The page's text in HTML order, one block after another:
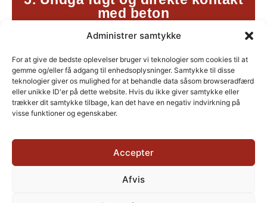
Administrer samtykke
For at give de bedste oplevelser bruger vi teknologier som cookies til at
gemme og/eller få adgang til enhedsoplysninger. Samtykke til disse
teknologier giver os mulighed for at behandle data såsom browseradfærd
eller unikke ID'er på dette website. Hvis du ikke giver samtykke eller
trækker dit samtykke tilbage, kan det have en negativ indvirkning på
visse funktioner og egenskaber.
Accepter
Afvis
med beton
– selv let fugt kan føre til mug og skimmel. Hvis du
eller en hylde, så det ikke ligger direkte på et eventuelt
fugtigt betongulv.
Skal vi fikse dit tæppe?
Er dit tæppe blevet slidt, beskidt eller har det fået skader? Hos
Sultan Tæpperens gør vi det nemt for dig at få det fikset! Vi